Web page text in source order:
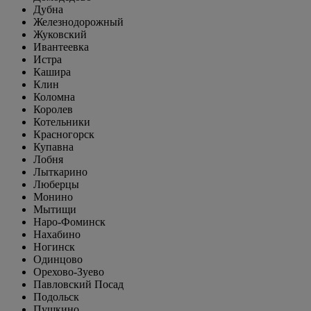
Дубна
Железнодорожный
Жуковский
Ивантеевка
Истра
Кашира
Клин
Коломна
Королев
Котельники
Красногорск
Купавна
Лобня
Лыткарино
Люберцы
Монино
Мытищи
Наро-Фоминск
Нахабино
Ногинск
Одинцово
Орехово-Зуево
Павловский Посад
Подольск